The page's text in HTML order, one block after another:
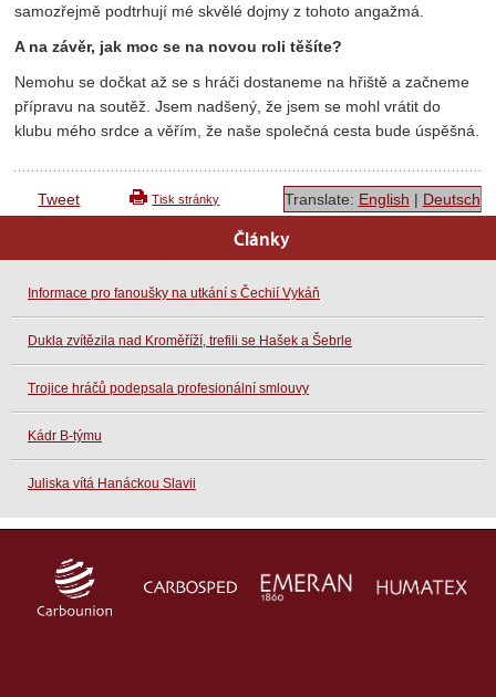
samozřejmě podtrhují mé skvělé dojmy z tohoto angažmá.
A na závěr, jak moc se na novou roli těšíte?
Nemohu se dočkat až se s hráči dostaneme na hřiště a začneme
přípravu na soutěž. Jsem nadšený, že jsem se mohl vrátit do
klubu mého srdce a věřím, že naše společná cesta bude úspěšná.
Tweet Tisk stránky Translate: English | Deutsch
Články
Informace pro fanoušky na utkání s Čechií Vykáň
Dukla zvítězila nad Kroměříží, trefili se Hašek a Šebrle
Trojice hráčů podepsala profesionální smlouvy
Kádr B-týmu
Juliska vítá Hanáckou Slavii